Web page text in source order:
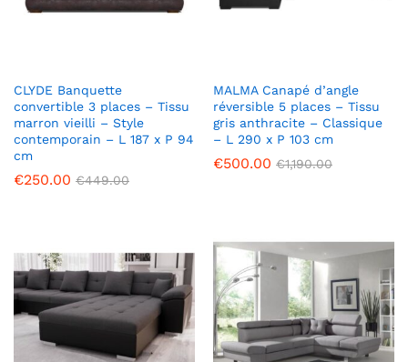
CLYDE Banquette
convertible 3 places – Tissu
marron vieilli – Style
contemporain – L 187 x P 94
cm
€250.00 €449.00
MALMA Canapé d’angle
réversible 5 places – Tissu
gris anthracite – Classique
– L 290 x P 103 cm
€500.00 €1,190.00